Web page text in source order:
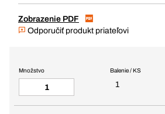
Zobrazenie PDF
Odporučiť produkt priateľovi
Balenie / KS
1
Množstvo